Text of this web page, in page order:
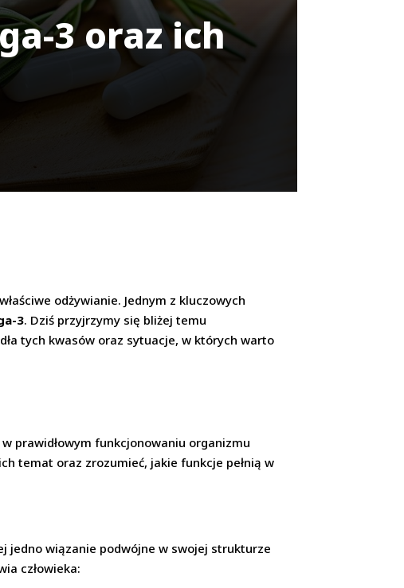
3 oraz ich
odżywianie. Jednym z kluczowych
3. Dziś przyjrzymy się bliżej temu
tych kwasów oraz sytuacje, w których warto
prawidłowym funkcjonowaniu organizmu
temat oraz zrozumieć, jakie funkcje pełnią w
jedno wiązanie podwójne w swojej strukturze
człowieka: